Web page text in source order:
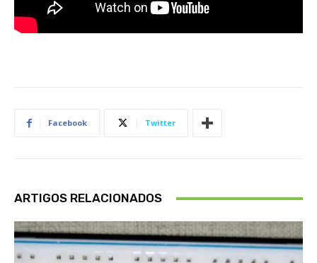
Facebook Twitter
ARTIGOS RELACIONADOS